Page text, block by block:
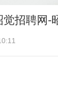
招聘网-